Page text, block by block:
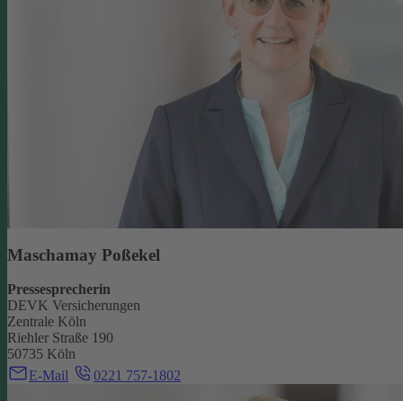
Maschamay Poßekel
Pressesprecherin
DEVK Versicherungen
Zentrale Köln
Riehler Straße 190
50735 Köln
E-Mail
0221 757-1802